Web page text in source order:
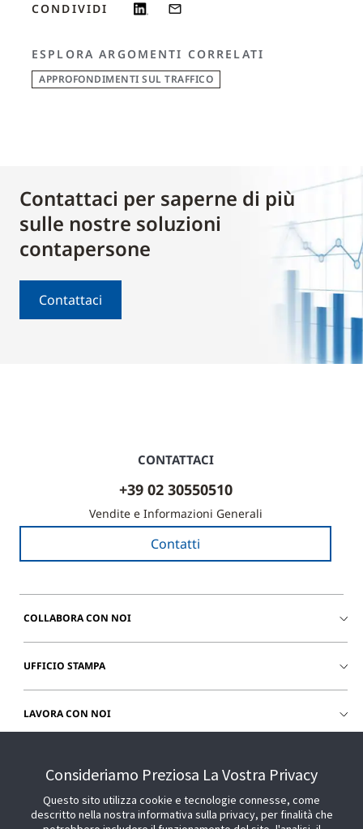
CONDIVIDI
ESPLORA ARGOMENTI CORRELATI
APPROFONDIMENTI SUL TRAFFICO
Contattaci per saperne di più
sulle nostre soluzioni
contapersone
Contattaci
CONTATTACI
+39 02 30550510
Vendite e Informazioni Generali
Contatti
COLLABORA CON NOI
UFFICIO STAMPA
LAVORA CON NOI
Consideriamo Preziosa La Vostra Privacy
Questo sito utilizza cookie e tecnologie connesse, come
descritto nella nostra informativa sulla privacy, per finalità che